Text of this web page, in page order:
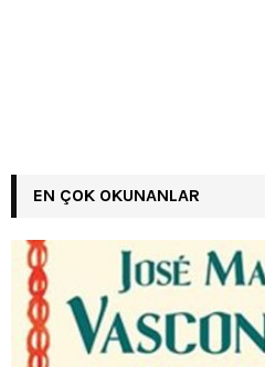
EN ÇOK OKUNANLAR